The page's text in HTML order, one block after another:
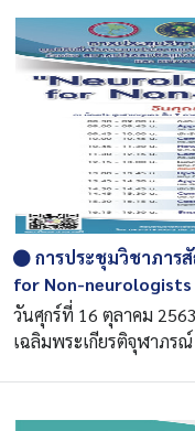
การประชุมวิชาภาร
for Non-neurologists
วันศุกร์ที่ 16 ตุลาคม
เฉลิมพระเกียรติจุฬาภรณ์